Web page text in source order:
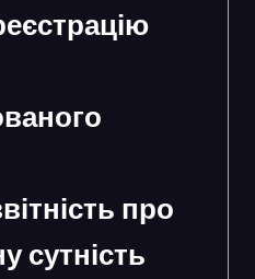
про
сутність